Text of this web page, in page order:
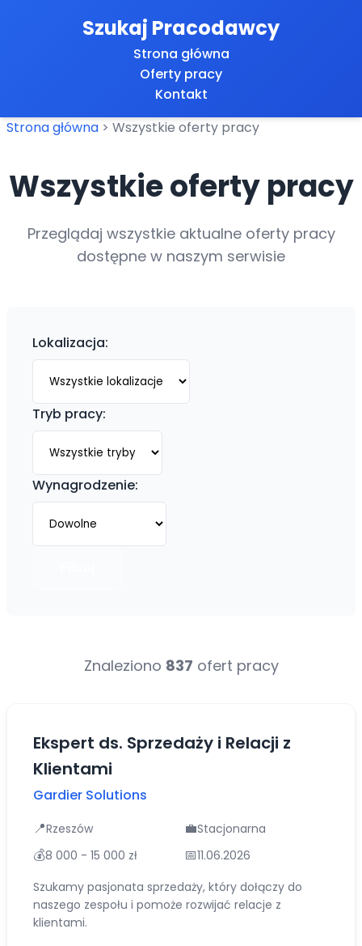
Szukaj Pracodawcy
Strona główna
Oferty pracy
Kontakt
Strona główna > Wszystkie oferty pracy
Wszystkie oferty pracy
Przeglądaj wszystkie aktualne oferty pracy
dostępne w naszym serwisie
Lokalizacja:
Tryb pracy:
Wynagrodzenie:
Znaleziono 837 ofert pracy
Ekspert ds. Sprzedaży i Relacji z
Klientami
Gardier Solutions
📍Rzeszów 💼Stacjonarna
💰8 000 - 15 000 zł 📅11.06.2026
Szukamy pasjonata sprzedaży, który dołączy do
naszego zespołu i pomoże rozwijać relacje z
klientami.